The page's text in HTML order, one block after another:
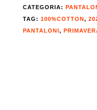
CATEGORIA:
TAG: 100%COTTON,
PANTALONI,